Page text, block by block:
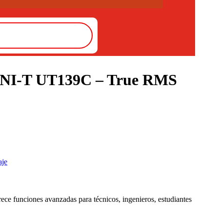
T UT139C – True RMS
funciones avanzadas para técnicos, ingenieros, estudiantes